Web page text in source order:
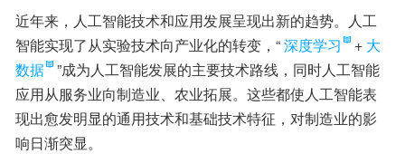
近年来，人工智能技术和应用发展呈现出新的趋势。人工
智能实现了从实验技术向产业化的转变，“深度学习 + 大
数据
”成为人工智能发展的主要技术路线，同时人工智能
应用从服务业向制造业、农业拓展。这些都使人工智能表
现出愈发明显的通用技术和基础技术特征，对制造业的影
响日渐突显。